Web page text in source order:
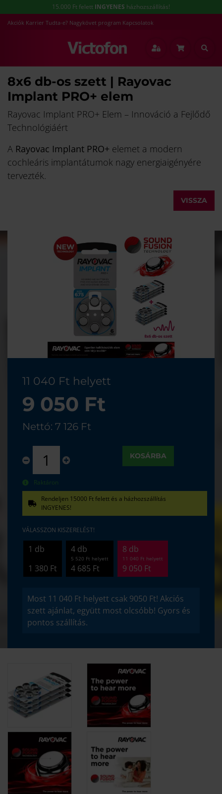
15.000 Ft felett INGYENES házhozszállítás!
Akciók Karrier Tudta-e? Nagykövet program Kapcsolatok
8x6 db-os szett | Rayovac
Implant PRO+ elem
Rayovac Implant PRO+ Elem – Innováció a Fejlődő
Technológiáért
A Rayovac Implant PRO+ elemet a modern
cochleáris implantátumok nagy energiaigényére
tervezték.
VISSZA
11 040 Ft helyett
9 050 Ft
Nettó: 7 126 Ft
KOSÁRBA
Raktáron
Rendeljen 15000 Ft felett és a házhozszállítás
INGYENES!
VÁLASSZON KISZERELÉST!
1 db
1 380 Ft
4 db
5 520 Ft helyett
4 685 Ft
8 db
11 040 Ft helyett
9 050 Ft
Most 11 040 Ft helyett csak 9050 Ft! Akciós
szett ajánlat, együtt most olcsóbb! Gyors és
pontos szállítás.